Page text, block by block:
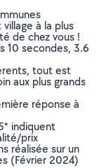
à la plus
de chez vous !
10 secondes, 3.6
tout est
aux plus grands
réponse à
indiquent
prix
réalisée sur un
(Février 2024)